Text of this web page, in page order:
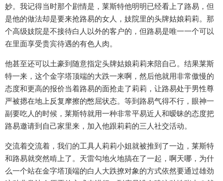
妙。我记得当时那个剧情是，莱斯特他明明已经看上了路易，但
是他的做法却是要来抢路易的女人，妓院里的头牌姑娘莉莉。那
个高级妓院是不接待白人以外的客户的，但路易是唯一一个可以
在里面享受贵宾待遇的有色人肉。
他甚至还可以土豪到随意指定头牌姑娘莉莉来陪自己。结果莱斯
特一来，这个金字塔顶端的大跌一来啊，然后他就用非常傲慢的
态度和更高的报价当着路易的面抢走了莉莉，让路易处于男性尊
严被摁在地上反复摩擦的憋屈状态。等到路易气得不行，眼神一
副要吃人的时候，莱斯特就用一种非常平易近人和暧昧的态度把
路易邀请到自己家里来，加入他跟莉莉的三人社交活动。
交流着交流着，我们的工具人莉莉小姐就被推到了一边，莱斯特
和路易就突然啃上了。天雷勾地火地搞在了一起，啊天哪，为什
么一个站在金字塔顶端的白人大跌撩对象的方式依然要通过雄劲